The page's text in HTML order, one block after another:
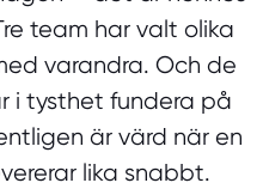
team har valt olika
varandra. Och de
i tysthet fundera på
är värd när en
lika snabbt.